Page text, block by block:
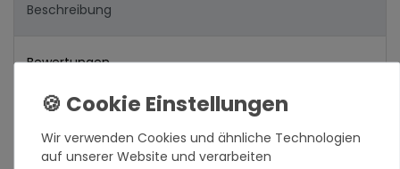
Beschreibung
Bewertungen
Hersteller
Wir verwenden Cookies und ähnliche Technologien
auf unserer Website und verarbeiten